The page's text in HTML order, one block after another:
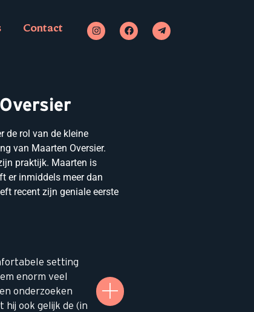
Contact
de rol van de kleine
van Maarten Oversier.
praktijk. Maarten is
er inmiddels meer dan
recent zijn geniale eerste
setting
enorm veel
onderzoeken
ook gelijk de (in